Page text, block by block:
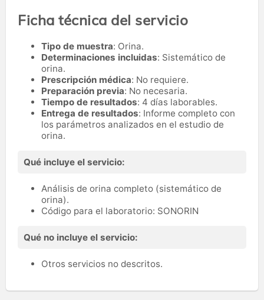
Ficha técnica del servicio
Tipo de muestra: Orina.
Determinaciones incluidas: Sistemático de
orina.
Prescripción médica: No requiere.
Preparación previa: No necesaria.
Tiempo de resultados: 4 días laborables.
Entrega de resultados: Informe completo con
los parámetros analizados en el estudio de
orina.
Qué incluye el servicio:
Análisis de orina completo (sistemático de
orina).
Código para el laboratorio: SONORIN
Qué no incluye el servicio:
Otros servicios no descritos.